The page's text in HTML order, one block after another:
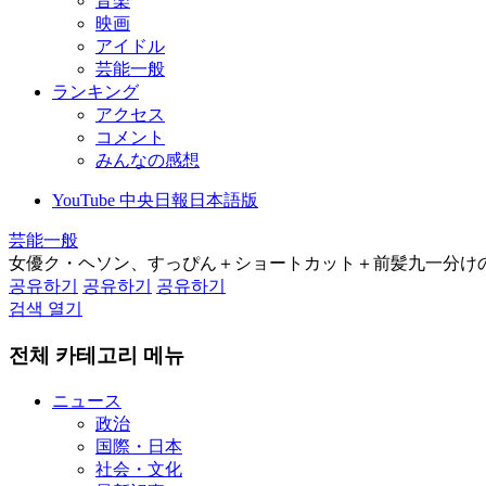
映画
アイドル
芸能一般
ランキング
アクセス
コメント
みんなの感想
YouTube 中央日報日本語版
芸能一般
女優ク・ヘソン、すっぴん＋ショートカット＋前髪九一分け
공유하기
공유하기
공유하기
검색 열기
전체 카테고리 메뉴
ニュース
政治
国際・日本
社会・文化